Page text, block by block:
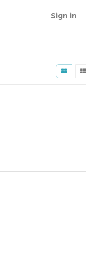
Sign in